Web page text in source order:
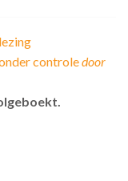
lezing
controledoor